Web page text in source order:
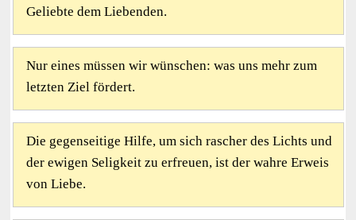
Geliebte dem Liebenden.
Nur eines müssen wir wünschen: was uns mehr zum
letzten Ziel fördert.
Die gegenseitige Hilfe, um sich rascher des Lichts und
der ewigen Seligkeit zu erfreuen, ist der wahre Erweis
von Liebe.